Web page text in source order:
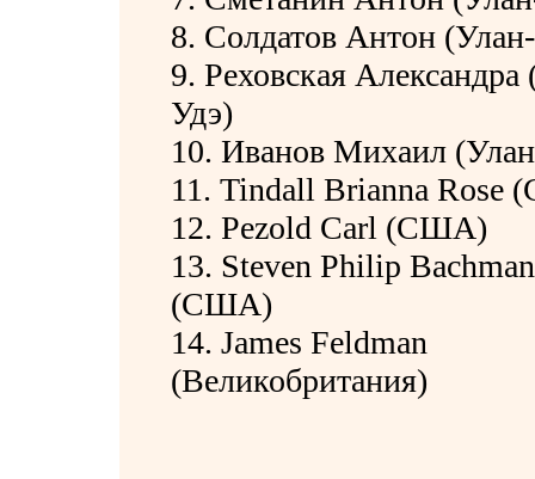
8. Солдатов Антон
9. Реховская Александра
Удэ)
10. Иванов Михаил
11. Tindall Brianna
12. Pezold Carl (США)
13. Steven Philip Bachman
(США)
14. James Feldman
(Великобритания)